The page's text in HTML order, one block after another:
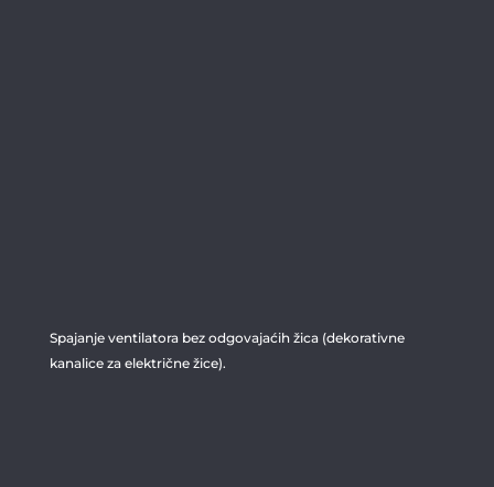
Spajanje ventilatora bez odgovajaćih žica (dekorativne
kanalice za električne žice).